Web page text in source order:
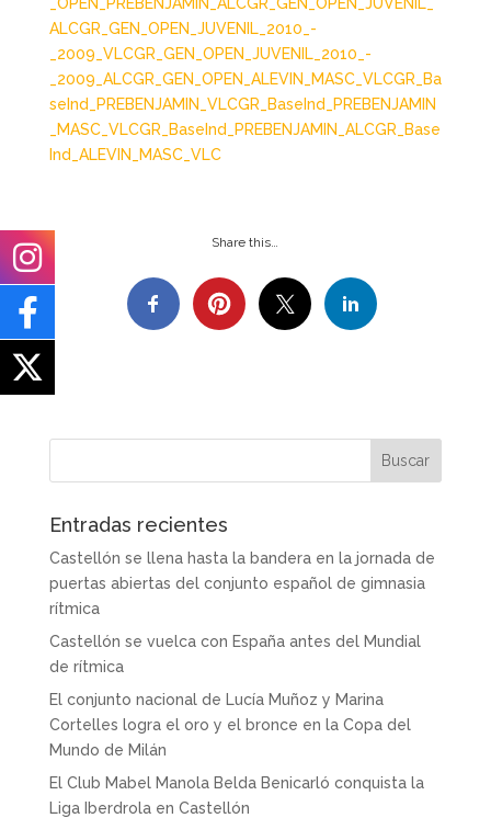
ALCGR_GEN_OPEN_JUVENIL_2010_-
_2009_VLCGR_GEN_OPEN_JUVENIL_2010_-
_2009_ALCGR_GEN_OPEN_ALEVIN_MASC_VLCGR_Ba
seInd_PREBENJAMIN_VLCGR_BaseInd_PREBENJAMIN
_MASC_VLCGR_BaseInd_PREBENJAMIN_ALCGR_Base
Ind_ALEVIN_MASC_VLC
Share this…
Entradas recientes
Castellón se llena hasta la bandera en la jornada de
puertas abiertas del conjunto español de gimnasia
rítmica
Castellón se vuelca con España antes del Mundial
de rítmica
El conjunto nacional de Lucía Muñoz y Marina
Cortelles logra el oro y el bronce en la Copa del
Mundo de Milán
El Club Mabel Manola Belda Benicarló conquista la
Liga Iberdrola en Castellón